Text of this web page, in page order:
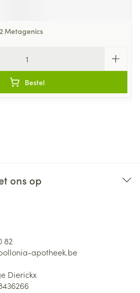
Metagenics
Bestel
ons op
82
apotheek.be
Dierickx